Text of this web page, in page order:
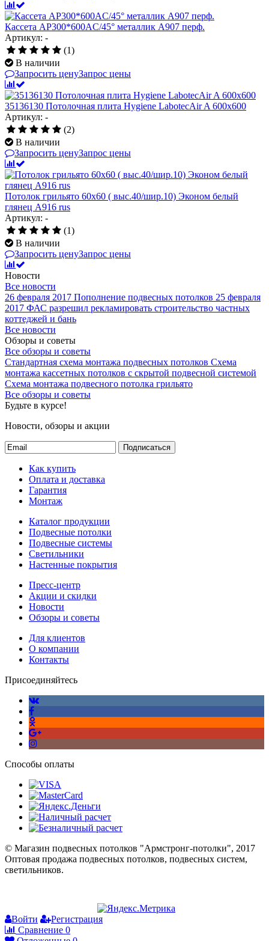
Кассета AP300*600AC/45° металлик А907 перф.
Артикул: -
(1)
В наличии
Запросить ценуЗапрос цены
35136130 Потолочная плита Hygiene LabotecAir A 600х600
Артикул: -
(2)
В наличии
Запросить ценуЗапрос цены
Потолок грильято 60х60 ( выс.40/шир.10) Эконом белый
глянец А916 rus
Артикул: -
(1)
В наличии
Запросить ценуЗапрос цены
Новости
Все новости
26 февраля 2017 Пополнение подвесных потолков 25 февраля
2017 ФАС разрешил рекламировать строительство частных
коттеджей и бань
Все новости
Обзоры и советы
Все обзоры и советы
Стандартная схема монтажа подвесных потолков Схема
монтажа кассетных потолков с скрытой подвесной системой
Схема монтажа подвесного потолка грильято
Все обзоры и советы
Будьте в курсе!
Новости, обзоры и акции
Подписаться
Как купить
Оплата и доставка
Гарантия
Монтаж
Каталог продукции
Подвесные потолки
Подвесные системы
Светильники
Настенные покрытия
Пресс-центр
Акции и скидки
Новости
Обзоры и советы
Для клиентов
О компании
Контакты
Присоединяйтесь
Способы оплаты
© Магазин подвесных потолков "Армстронг-потолки", 2017
Оптовая продажа подвесных потолков, подвесных систем,
светильников.
Войти
Регистрация
Сравнение 0